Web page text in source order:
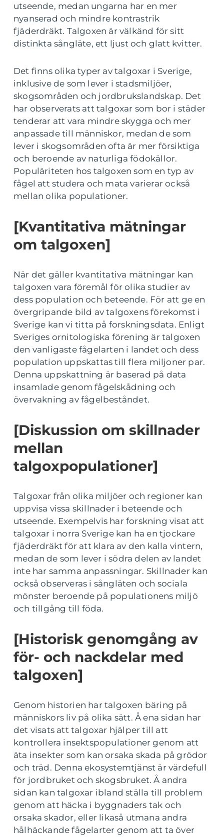
utseende, medan ungarna har en mer
nyanserad och mindre kontrastrik
fjäderdräkt. Talgoxen är välkänd för sitt
distinkta sångläte, ett ljust och glatt kvitter.
Det finns olika typer av talgoxar i Sverige,
inklusive de som lever i stadsmiljöer,
skogsområden och jordbrukslandskap. Det
har observerats att talgoxar som bor i städer
tenderar att vara mindre skygga och mer
anpassade till människor, medan de som
lever i skogsområden ofta är mer försiktiga
och beroende av naturliga födokällor.
Populäriteten hos talgoxen som en typ av
fågel att studera och mata varierar också
mellan olika populationer.
[Kvantitativa mätningar
om talgoxen]
När det gäller kvantitativa mätningar kan
talgoxen vara föremål för olika studier av
dess population och beteende. För att ge en
övergripande bild av talgoxens förekomst i
Sverige kan vi titta på forskningsdata. Enligt
Sveriges ornitologiska förening är talgoxen
den vanligaste fågelarten i landet och dess
population uppskattas till flera miljoner par.
Denna uppskattning är baserad på data
insamlade genom fågelskådning och
övervakning av fågelbeståndet.
[Diskussion om skillnader
mellan
talgoxpopulationer]
Talgoxar från olika miljöer och regioner kan
uppvisa vissa skillnader i beteende och
utseende. Exempelvis har forskning visat att
talgoxar i norra Sverige kan ha en tjockare
fjäderdräkt för att klara av den kalla vintern,
medan de som lever i södra delen av landet
inte har samma anpassningar. Skillnader kan
också observeras i sångläten och sociala
mönster beroende på populationens miljö
och tillgång till föda.
[Historisk genomgång av
för- och nackdelar med
talgoxen]
Genom historien har talgoxen bäring på
människors liv på olika sätt. Å ena sidan har
det visats att talgoxar hjälper till att
kontrollera insektspopulationer genom att
äta insekter som kan orsaka skada på grödor
och träd. Denna ekosystemtjänst är värdefull
för jordbruket och skogsbruket. Å andra
sidan kan talgoxar ibland ställa till problem
genom att häcka i byggnaders tak och
orsaka skador, eller likaså utmana andra
hålhäckande fågelarter genom att ta över